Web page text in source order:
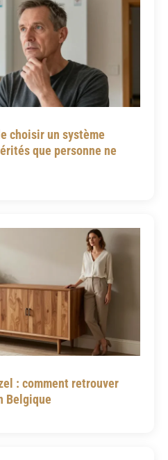
choisir un système
que personne ne
: comment retrouver
Belgique